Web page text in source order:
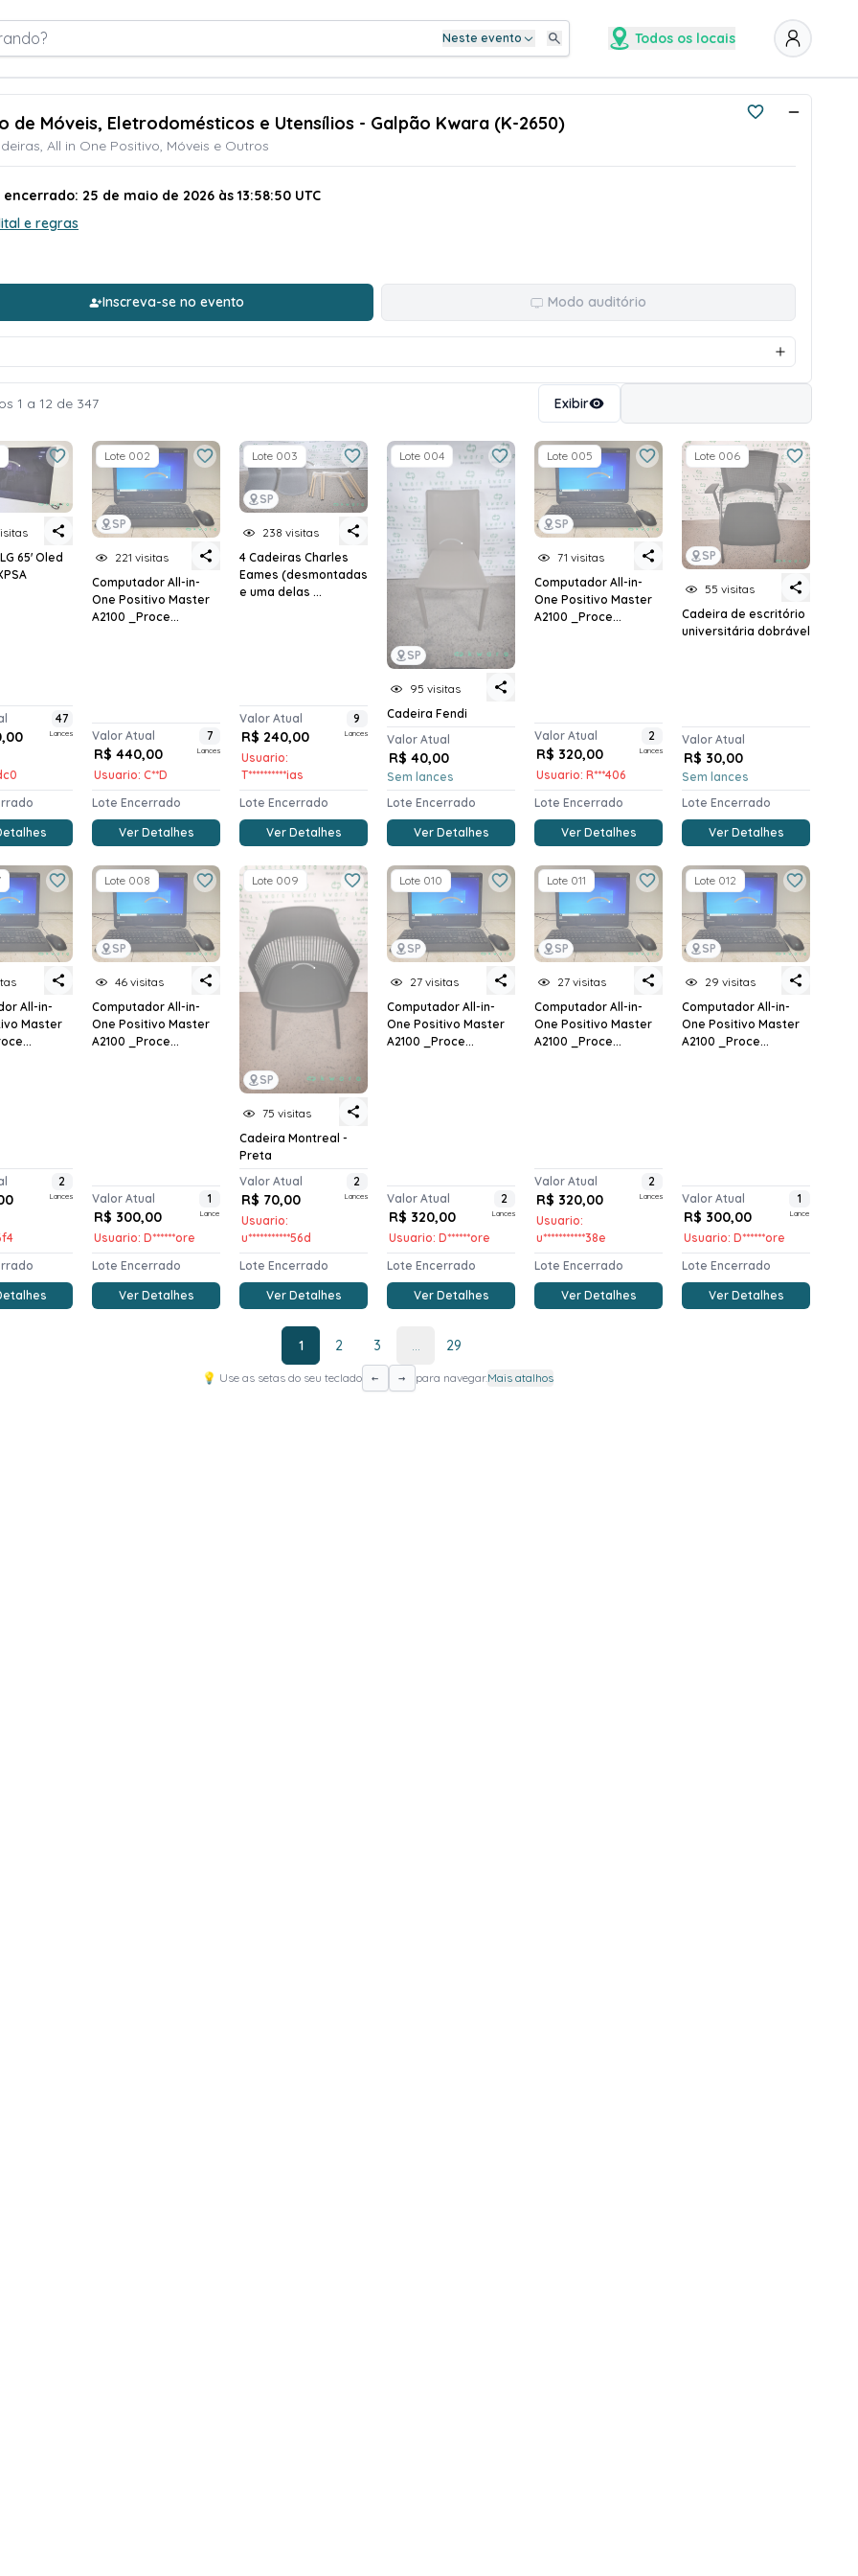
Neste evento Todos os locais
de Móveis, Eletrodomésticos e Utensílios - Galpão Kwara (K-2650)
All in One Positivo, Móveis e Outros
25 de maio de 2026 às 13:58:50 UTC
e regras
Inscreva-se no evento Modo auditório
1 a 12 de 347 Exibir
65' Oled
47
Lances
SP
Lote 002
221 visitas
Computador All-in-
One Positivo Master
A2100 _Proce...
Valor Atual
R$ 440,00
Usuario: C**D
7
Lances
Lote Encerrado
Ver Detalhes
SP
Lote 003
238 visitas
4 Cadeiras Charles
Eames (desmontadas
e uma delas ...
Valor Atual
R$ 240,00
Usuario:
T**********ias
9
Lances
Lote Encerrado
Ver Detalhes
SP
Lote 004
95 visitas
Cadeira Fendi
Valor Atual
R$ 40,00
Sem lances
Lote Encerrado
Ver Detalhes
SP
Lote 005
71 visitas
Computador All-in-
One Positivo Master
A2100 _Proce...
Valor Atual
R$ 320,00
Usuario: R***406
2
Lances
Lote Encerrado
Ver Detalhes
SP
Lote 006
55 visitas
Cadeira de escritório
universitária dobrável
Valor Atual
R$ 30,00
Sem lances
Lote Encerrado
Ver Detalhes
All-in-
Master
2
Lances
SP
Lote 008
46 visitas
Computador All-in-
One Positivo Master
A2100 _Proce...
Valor Atual
R$ 300,00
Usuario: D******ore
1
Lance
Lote Encerrado
Ver Detalhes
SP
Lote 009
75 visitas
Cadeira Montreal -
Preta
Valor Atual
R$ 70,00
Usuario:
u***********56d
2
Lances
Lote Encerrado
Ver Detalhes
SP
Lote 010
27 visitas
Computador All-in-
One Positivo Master
A2100 _Proce...
Valor Atual
R$ 320,00
Usuario: D******ore
2
Lances
Lote Encerrado
Ver Detalhes
SP
Lote 011
27 visitas
Computador All-in-
One Positivo Master
A2100 _Proce...
Valor Atual
R$ 320,00
Usuario:
u***********38e
2
Lances
Lote Encerrado
Ver Detalhes
SP
Lote 012
29 visitas
Computador All-in-
One Positivo Master
A2100 _Proce...
Valor Atual
R$ 300,00
Usuario: D******ore
1
Lance
Lote Encerrado
Ver Detalhes
1 2 3 ... 29
💡 Use as setas do seu teclado ← → para navegar.Mais atalhos